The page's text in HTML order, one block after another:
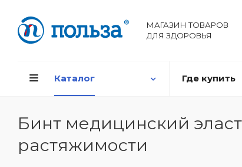
МАГАЗИН ТОВАРОВ
ДЛЯ ЗДОРОВЬЯ
Каталог Где купить
Бинт медицинский
растяжимости